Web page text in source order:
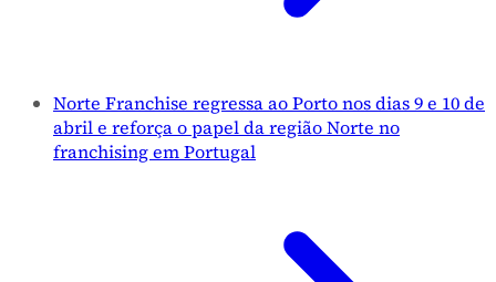
Norte Franchise regressa ao Porto nos dias 9 e 10 de
abril e reforça o papel da região Norte no
franchising em Portugal